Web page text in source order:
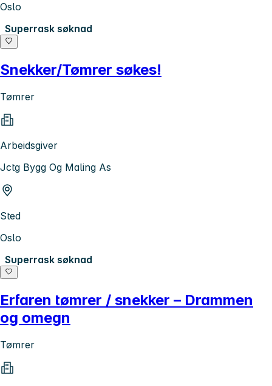
Oslo
Superrask søknad
Snekker/Tømrer søkes!
Tømrer
Arbeidsgiver
Jctg Bygg Og Maling As
Sted
Oslo
Superrask søknad
Erfaren tømrer / snekker – Drammen
og omegn
Tømrer